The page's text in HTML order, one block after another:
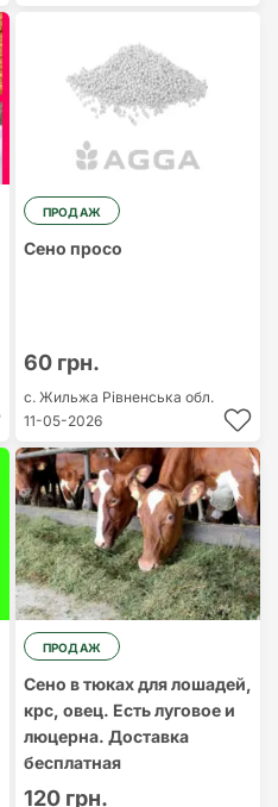
ПРОДАЖ
Сено просо
60 грн.
с. Жильжа Рівненська обл.
11-05-2026
ПРОДАЖ
Сено в тюках для лошадей,
крс, овец. Есть луговое и
люцерна. Доставка
бесплатная
120 грн.